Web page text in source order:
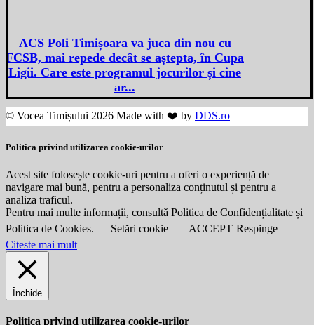
ACS Poli Timișoara va juca din nou cu
FCSB, mai repede decât se aștepta, în Cupa
Ligii. Care este programul jocurilor și cine
ar...
© Vocea Timișului 2026 Made with ❤️ by DDS.ro
Politica privind utilizarea cookie-urilor
Acest site folosește cookie-uri pentru a oferi o experiență de
navigare mai bună, pentru a personaliza conținutul și pentru a
analiza traficul.
Pentru mai multe informații, consultă Politica de Confidențialitate și
Politica de Cookies.
Setări cookie ACCEPT Respinge
Citeste mai mult
Închide
Politica privind utilizarea cookie-urilor